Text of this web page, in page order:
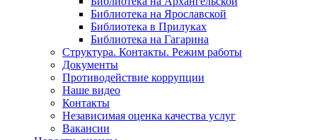
Библиотека на Ярославской
Библиотека в Прилуках
Библиотека на Гагарина
Структура. Контакты. Режим работы
Документы
Противодействие коррупции
Наше видео
Контакты
Независимая оценка качества услуг
Вакансии